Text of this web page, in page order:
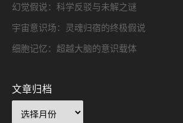
幻觉假说：科学反驳与未解之谜
宇宙意识场：灵魂归宿的终极假说
细胞记忆：超越大脑的意识载体
文章归档